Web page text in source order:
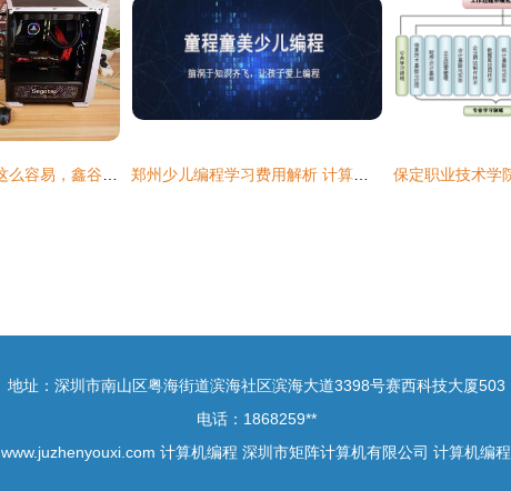
地址：深圳市南山区粤海街道滨海社区滨海大道3398号赛西科技大厦503
电话：1868259**
www.juzhenyouxi.com 计算机编程 深圳市矩阵计算机有限公司 计算机编程